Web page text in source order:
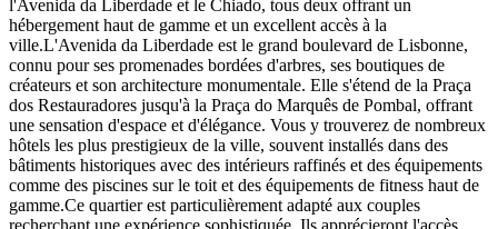
l'Avenida da Liberdade et le Chiado, tous deux offrant un
hébergement haut de gamme et un excellent accès à la
ville.L'Avenida da Liberdade est le grand boulevard de Lisbonne,
connu pour ses promenades bordées d'arbres, ses boutiques de
créateurs et son architecture monumentale. Elle s'étend de la Praça
dos Restauradores jusqu'à la Praça do Marquês de Pombal, offrant
une sensation d'espace et d'élégance. Vous y trouverez de nombreux
hôtels les plus prestigieux de la ville, souvent installés dans des
bâtiments historiques avec des intérieurs raffinés et des équipements
comme des piscines sur le toit et des équipements de fitness haut de
gamme.Ce quartier est particulièrement adapté aux couples